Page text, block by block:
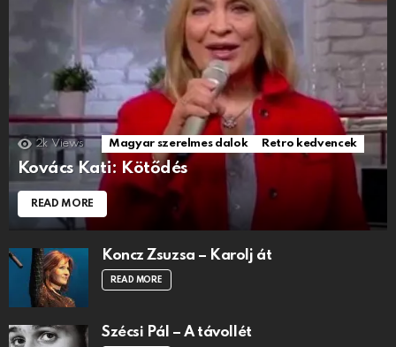
2k Views Magyar szerelmes dalok Retro kedvencek
Kovács Kati: Kötődés
READ MORE
Koncz Zsuzsa – Karolj át
READ MORE
Szécsi Pál – A távollét